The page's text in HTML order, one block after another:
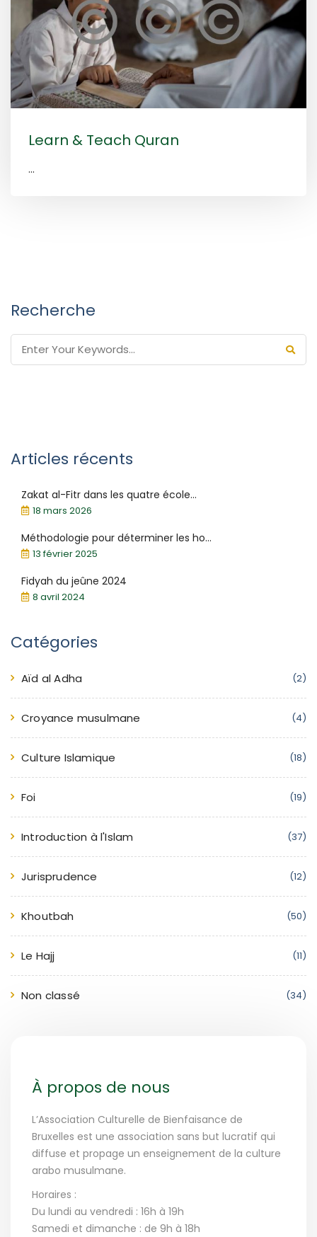
Learn & Teach Quran
...
Recherche
Articles récents
Zakat al-Fitr dans les quatre école...
18 mars 2026
Méthodologie pour déterminer les ho...
13 février 2025
Fidyah du jeûne 2024
8 avril 2024
Catégories
Aïd al Adha (2)
Croyance musulmane (4)
Culture Islamique (18)
Foi (19)
Introduction à l'Islam (37)
Jurisprudence (12)
Khoutbah (50)
Le Hajj (11)
Non classé (34)
À propos de nous
L’Association Culturelle de Bienfaisance de
Bruxelles est une association sans but lucratif qui
diffuse et propage un enseignement de la culture
arabo musulmane.
Horaires :
Du lundi au vendredi : 16h à 19h
Samedi et dimanche : de 9h à 18h